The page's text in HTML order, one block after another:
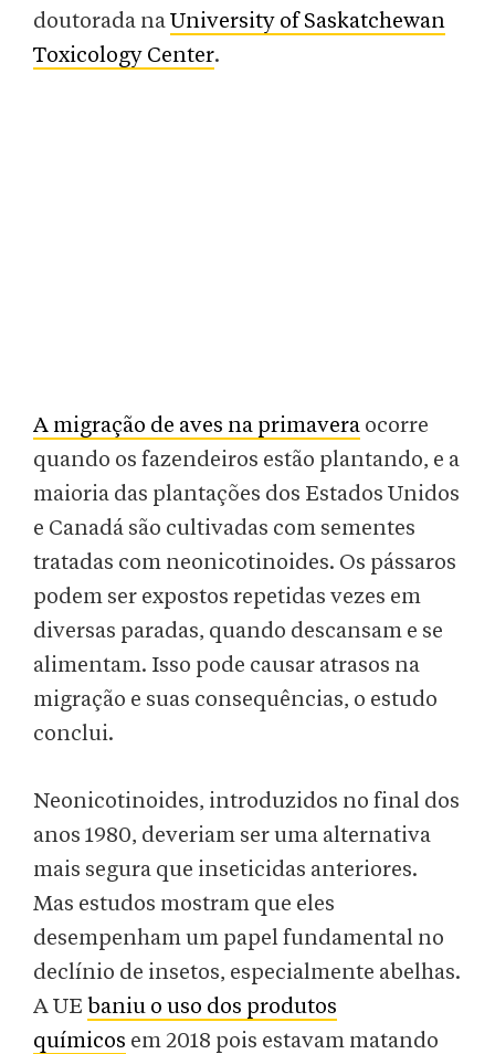
doutorada naUniversity of Saskatchewan
Toxicology Center.
A migração de aves na primavera ocorre
quando os fazendeiros estão plantando, e a
maioria das plantações dos Estados Unidos
e Canadá são cultivadas com sementes
tratadas com neonicotinoides. Os pássaros
podem ser expostos repetidas vezes em
diversas paradas, quando descansam e se
alimentam. Isso pode causar atrasos na
migração e suas consequências, o estudo
conclui.
Neonicotinoides, introduzidos no final dos
anos 1980, deveriam ser uma alternativa
mais segura que inseticidas anteriores.
Mas estudos mostram que eles
desempenham um papel fundamental no
declínio de insetos, especialmente abelhas.
A UE baniu o uso dos produtos
químicos em 2018 pois estavam matando